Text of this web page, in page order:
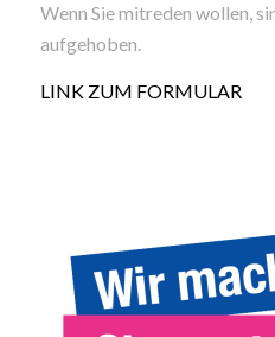
Wenn Sie mitreden wollen,
aufgehoben.
LINK ZUM FORMULAR